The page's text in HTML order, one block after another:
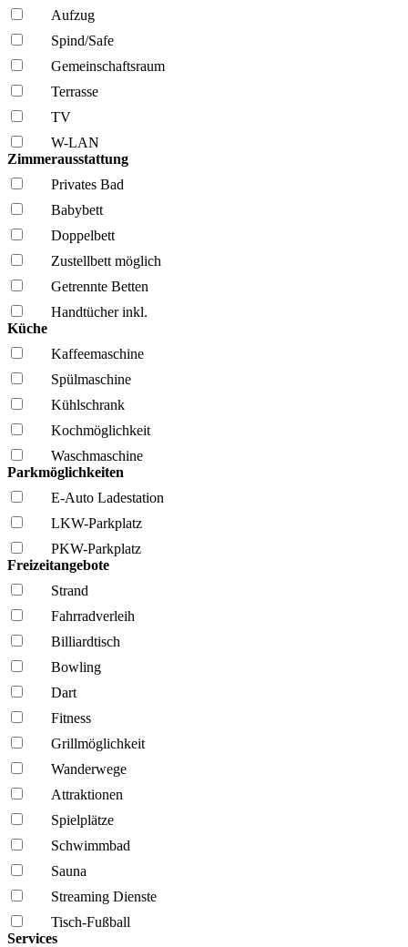
Aufzug
Spind/Safe
Gemeinschafts­raum
Terrasse
TV
W-LAN
Zimmerausstattung
Privates Bad
Babybett
Doppelbett
Zustellbett möglich
Getrennte Betten
Handtücher inkl.
Küche
Kaffee­maschine
Spül­maschine
Kühl­schrank
Kochmöglich­keit
Wasch­maschine
Parkmöglichkeiten
E-Auto Ladestation
LKW-Parkplatz
PKW-Parkplatz
Freizeitangebote
Strand
Fahrrad­verleih
Billiardtisch
Bowling
Dart
Fitness
Grillmöglich­keit
Wanderwege
Attraktionen
Spielplätze
Schwimmbad
Sauna
Streaming Dienste
Tisch-Fußball
Services